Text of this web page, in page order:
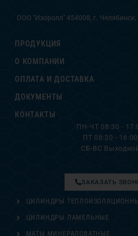
ООО "Изоролл" 454008, г.
ПРОДУКЦИЯ
О КОМПАНИИ
ОПЛАТА И ДОСТАВКА
ДОКУМЕНТЫ
КОНТАКТЫ
ПН-ЧТ 08:30 -
ПТ 08:30 - 16:00
СБ-ВС
ЦИЛИНДРЫ
ЦИЛИНДРЫ ЛАМЕЛЬНЫЕ
МАТЫ МИНЕРАЛОВАТНЫЕ
ЗАКАЗАТЬ